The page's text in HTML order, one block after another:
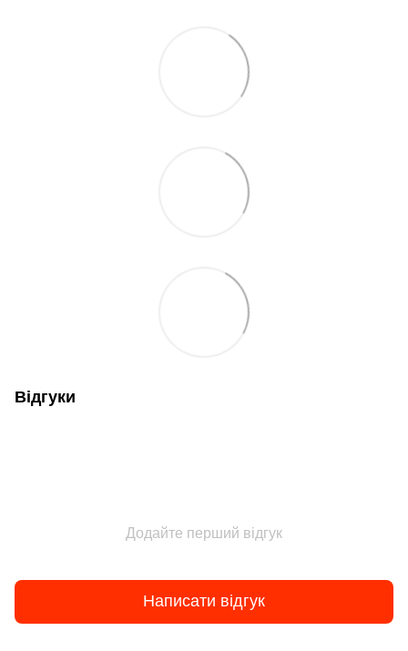
Відгуки
Додайте перший відгук
Написати відгук